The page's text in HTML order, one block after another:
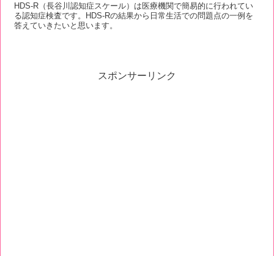
HDS-R（長谷川認知症スケール）は医療機関で簡易的に行われてい
る認知症検査です。HDS-Rの結果から日常生活での問題点の一例を
答えていきたいと思います。
スポンサーリンク